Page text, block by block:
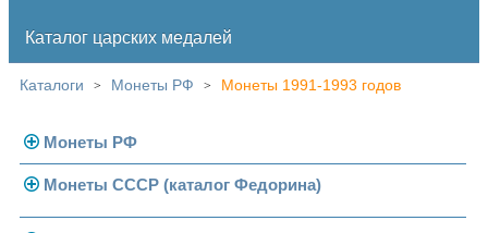
Каталог царских медалей
Каталоги > Монеты РФ > Монеты 1991-1993 годов
Монеты РФ
Современная Россия
Монеты СССР (каталог Федорина)